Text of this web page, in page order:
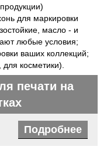
для маркировки
масло - и
любые условия;
ваших коллекций;
косметики).
печати на
Подробнее